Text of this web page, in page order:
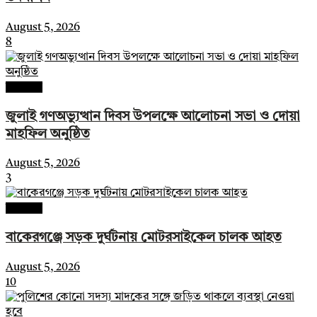
August 5, 2026
8
জুলাই গণঅভ্যুত্থান দিবস উপলক্ষে আলোচনা সভা ও দোয়া
মাহফিল অনুষ্ঠিত
August 5, 2026
3
বাকেরগঞ্জে সড়ক দুর্ঘটনায় মোটরসাইকেল চালক আহত
August 5, 2026
10